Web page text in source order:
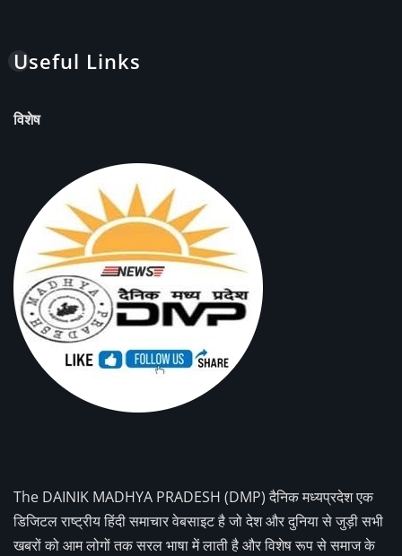
Useful Links
विशेष
The DAINIK MADHYA PRADESH (DMP) दैनिक मध्यप्रदेश एक
डिजिटल राष्ट्रीय हिंदी समाचार वेबसाइट है जो देश और दुनिया से जुड़ी सभी
खबरों को आम लोगों तक सरल भाषा में लाती है और विशेष रूप से समाज के